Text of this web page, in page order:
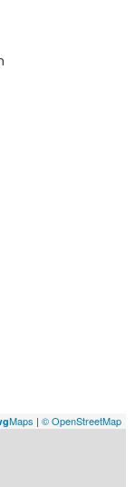
Maps | © OpenStreetMap